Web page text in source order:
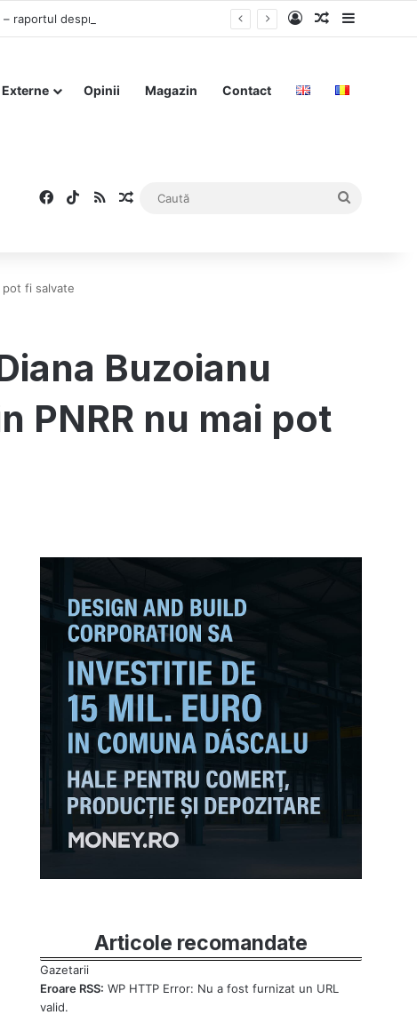
Log InArticolSidebar
Externe Opinii Magazin Contact
Facebook
TikTok
RSSArticol aleatoriu
pot fi salvate
Buzoianu
PNRR nu mai pot
Articole recomandate
Eroare RSS: WP HTTP Error: Nu a fost furnizat un URL
valid.